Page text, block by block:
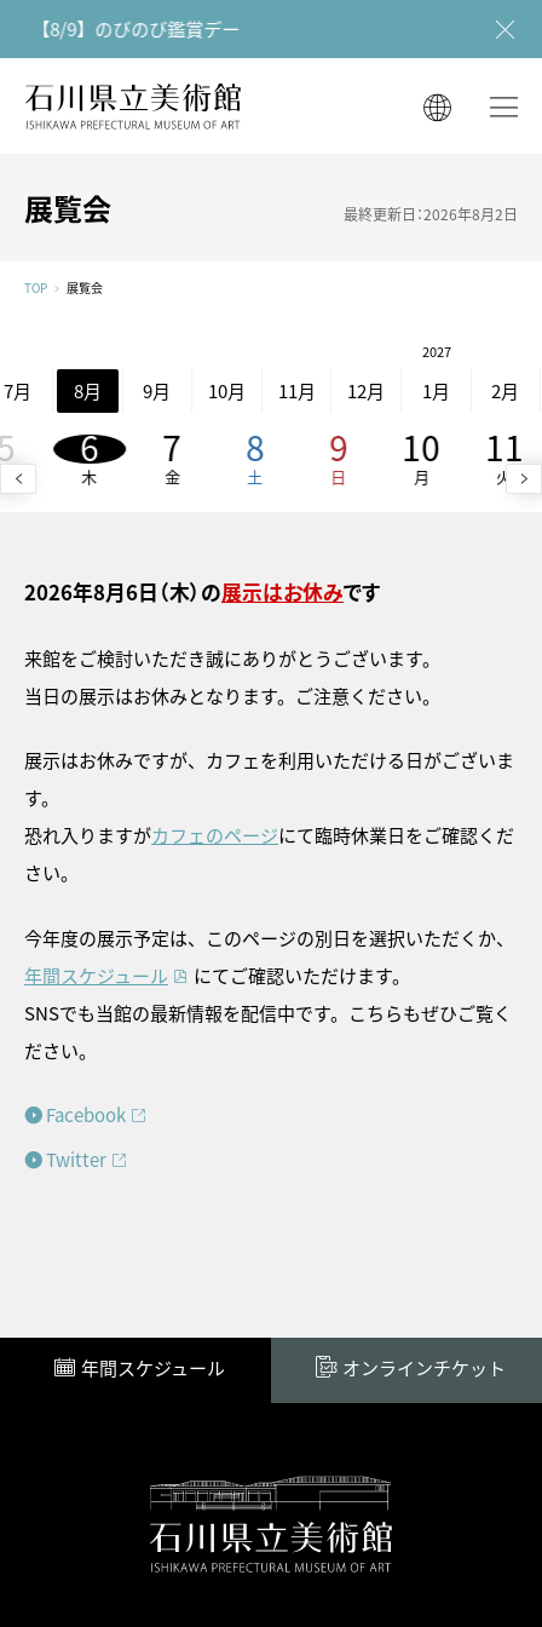
【8/9】のびのび鑑賞デー
展覧会 最終更新日：2026年8月2日
TOP 展覧会
7月 8月 9月 10月 11月 12月
2027
1月 2月
6
木
7
金
8
土
9
日
10
月
11
火
2026年8月6日（木） の展示はお休みです
来館をご検討いただき誠にありがとうございます。
当日の展示はお休みとなります。ご注意ください。
展示はお休みですが、カフェを利用いただける日がございま
す。
恐れ入りますがカフェのページにて臨時休業日をご確認くだ
さい。
今年度の展示予定は、このページの別日を選択いただくか、
年間スケジュール
にてご確認いただけます。
SNSでも当館の最新情報を配信中です。こちらもぜひご覧く
ださい。
Facebook
Twitter
年間スケジュール オンラインチケット
トピックス
おうちで楽しむ石川県立美術
石川県文化財保存修復工房